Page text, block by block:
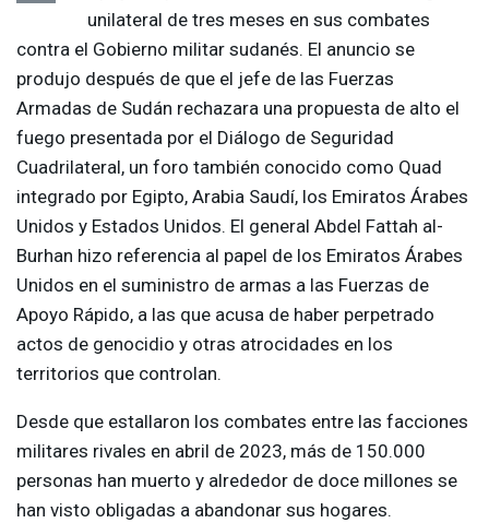
unilateral de tres meses en sus combates
contra el Gobierno militar sudanés. El anuncio se
produjo después de que el jefe de las Fuerzas
Armadas de Sudán rechazara una propuesta de alto el
fuego presentada por el Diálogo de Seguridad
Cuadrilateral, un foro también conocido como Quad
integrado por Egipto, Arabia Saudí, los Emiratos Árabes
Unidos y Estados Unidos. El general Abdel Fattah al-
Burhan hizo referencia al papel de los Emiratos Árabes
Unidos en el suministro de armas a las Fuerzas de
Apoyo Rápido, a las que acusa de haber perpetrado
actos de genocidio y otras atrocidades en los
territorios que controlan.
Desde que estallaron los combates entre las facciones
militares rivales en abril de 2023, más de 150.000
personas han muerto y alrededor de doce millones se
han visto obligadas a abandonar sus hogares.